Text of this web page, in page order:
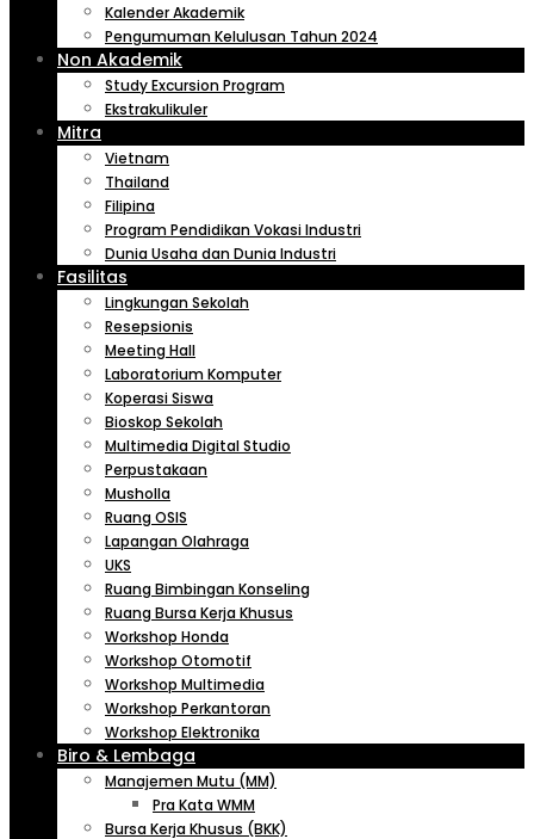
Kalender Akademik
Pengumuman Kelulusan Tahun 2024
Non Akademik
Study Excursion Program
Ekstrakulikuler
Mitra
Vietnam
Thailand
Filipina
Program Pendidikan Vokasi Industri
Dunia Usaha dan Dunia Industri
Fasilitas
Lingkungan Sekolah
Resepsionis
Meeting Hall
Laboratorium Komputer
Koperasi Siswa
Bioskop Sekolah
Multimedia Digital Studio
Perpustakaan
Musholla
Ruang OSIS
Lapangan Olahraga
UKS
Ruang Bimbingan Konseling
Ruang Bursa Kerja Khusus
Workshop Honda
Workshop Otomotif
Workshop Multimedia
Workshop Perkantoran
Workshop Elektronika
Biro & Lembaga
Manajemen Mutu (MM)
Pra Kata WMM
Bursa Kerja Khusus (BKK)